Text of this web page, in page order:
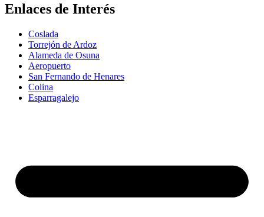
Enlaces de Interés
Coslada
Torrejón de Ardoz
Alameda de Osuna
Aeropuerto
San Fernando de Henares
Colina
Esparragalejo